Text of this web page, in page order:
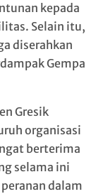
kepada
Selain itu,
diserahkan
Gempa
Gresik
organisasi
berterima
selama ini
dalam